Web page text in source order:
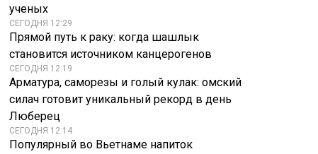
ученых
СЕГОДНЯ 12:29
Прямой путь к раку: когда шашлык
становится источником канцерогенов
СЕГОДНЯ 12:19
Арматура, саморезы и голый кулак: омский
силач готовит уникальный рекорд в день
Люберец
СЕГОДНЯ 12:14
Популярный во Вьетнаме напиток